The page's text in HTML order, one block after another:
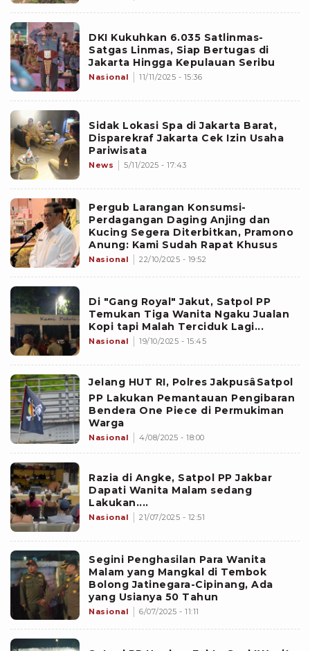
DKI Kukuhkan 6.035 Satlinmas-
Satgas Linmas, Siap Bertugas di
Jakarta Hingga Kepulauan Seribu
Nasional 11/11/2025 - 15:36
Sidak Lokasi Spa di Jakarta Barat,
Disparekraf Jakarta Cek Izin Usaha
Pariwisata
News 5/11/2025 - 17:43
Pergub Larangan Konsumsi-
Perdagangan Daging Anjing dan
Kucing Segera Diterbitkan, Pramono
Anung: Kami Sudah Rapat Khusus
Nasional 22/10/2025 - 19:52
Di "Gang Royal" Jakut, Satpol PP
Temukan Tiga Wanita Ngaku Jualan
Kopi tapi Malah Terciduk Lagi...
Nasional 19/10/2025 - 15:45
Jelang HUT RI, Polres JakpusâSatpol
PP Lakukan Pemantauan Pengibaran
Bendera One Piece di Permukiman
Warga
Nasional 4/08/2025 - 18:00
Razia di Angke, Satpol PP Jakbar
Dapati Wanita Malam sedang
Lakukan....
Nasional 21/07/2025 - 12:51
Segini Penghasilan Para Wanita
Malam yang Mangkal di Tembok
Bolong Jatinegara-Cipinang, Ada
yang Usianya 50 Tahun
Nasional 6/07/2025 - 11:11